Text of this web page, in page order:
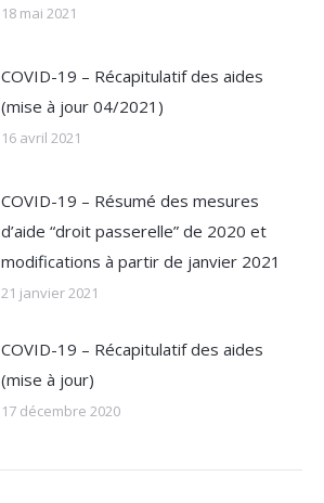
18 mai 2021
COVID-19 – Récapitulatif des aides
(mise à jour 04/2021)
16 avril 2021
COVID-19 – Résumé des mesures
d’aide “droit passerelle” de 2020 et
modifications à partir de janvier 2021
21 janvier 2021
COVID-19 – Récapitulatif des aides
(mise à jour)
17 décembre 2020